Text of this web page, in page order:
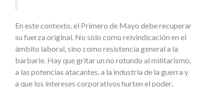
En este contexto, el Primero de Mayo debe recuperar
su fuerza original. No sólo como reivindicación en el
ámbito laboral, sino como resistencia general a la
barbarie. Hay que gritar un no rotundo al militarismo,
a las potencias atacantes, a la industria de la guerra y
a que los intereses corporativos hurten el poder.